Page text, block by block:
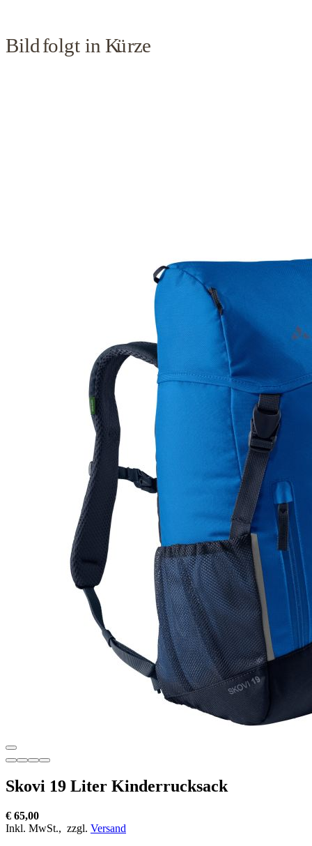
Skovi 19 Liter Kinderrucksack
€ 65,00
Inkl. MwSt., zzgl. Versand